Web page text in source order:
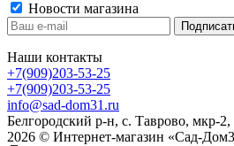
Новости магазина
Наши контакты
+7(909)203-53-25
+7(909)203-53-25
info@sad-dom31.ru
Белгородский р-н, с. Таврово, мкр-
2026 © Интернет-магазин «Сад-